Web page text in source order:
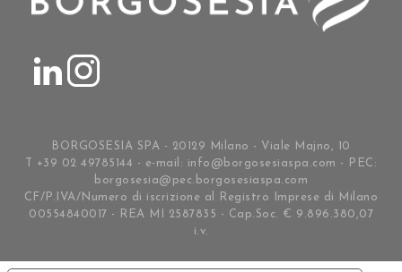
BORGOSESIA SPA - 20129 Milano - Viale Majno, 10
T +39 02 49785144 - e-mail: info@borgosesiaspa.com - PEC:
borgosesia@pec.borgosesiaspa.com
CF/P.IVA/Numero di iscrizione al Registro Imprese di Milano
00554840017 - REA MI 2587835 - Cap.Soc. € 9.896.380,07
i.v.